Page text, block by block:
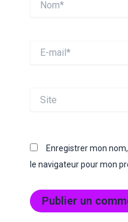
mail*
Enregistrer mon
le navigateur pour mon